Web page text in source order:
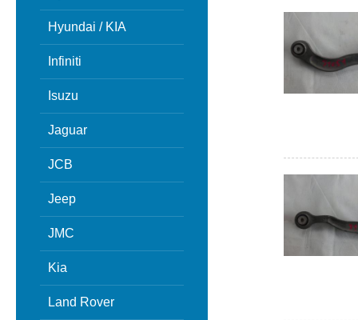
Hyundai / KIA
Infiniti
Isuzu
Jaguar
JCB
Jeep
JMC
Kia
Land Rover